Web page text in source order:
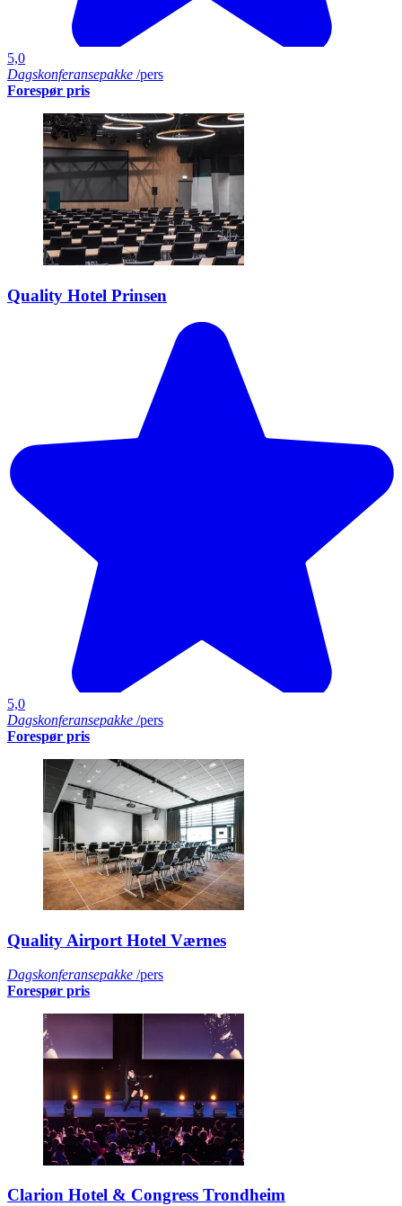
5,0
Dagskonferansepakke /pers
Forespør pris
Quality Hotel Prinsen
5,0
Dagskonferansepakke /pers
Forespør pris
Quality Airport Hotel Værnes
Dagskonferansepakke /pers
Forespør pris
Clarion Hotel & Congress Trondheim